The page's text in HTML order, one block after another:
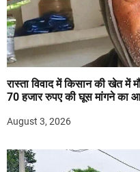
रास्ता विवाद में किसान की खेत में
70 हजार रुपए की घूस मांगने का
August 3, 2026